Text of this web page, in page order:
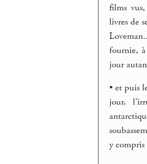
films
livres de
fournie,
jour
• et puis
jour,
y compris